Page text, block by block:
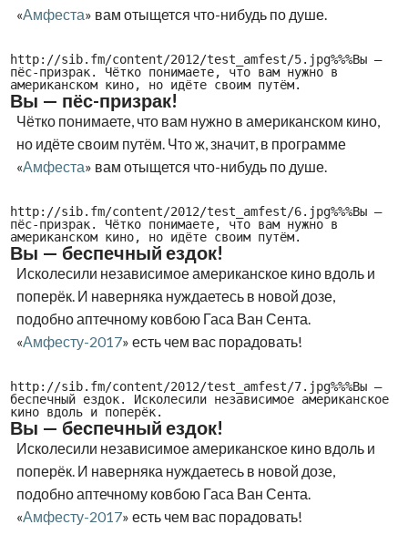
«Амфеста» вам отыщется что-нибудь по душе.
http://sib.fm/content/2012/test_amfest/5.jpg%%%Вы —
пёс-призрак. Чётко понимаете, что вам нужно в
американском кино, но идёте своим путём.
Вы — пёс-призрак!
Чётко понимаете, что вам нужно в американском кино,
но идёте своим путём. Что ж, значит, в программе
«Амфеста» вам отыщется что-нибудь по душе.
http://sib.fm/content/2012/test_amfest/6.jpg%%%Вы —
пёс-призрак. Чётко понимаете, что вам нужно в
американском кино, но идёте своим путём.
Вы — беспечный ездок!
Исколесили независимое американское кино вдоль и
поперёк. И наверняка нуждаетесь в новой дозе,
подобно аптечному ковбою Гаса Ван Сента.
«Амфесту-2017» есть чем вас порадовать!
http://sib.fm/content/2012/test_amfest/7.jpg%%%Вы —
беспечный ездок. Исколесили независимое американское
кино вдоль и поперёк.
Вы — беспечный ездок!
Исколесили независимое американское кино вдоль и
поперёк. И наверняка нуждаетесь в новой дозе,
подобно аптечному ковбою Гаса Ван Сента.
«Амфесту-2017» есть чем вас порадовать!